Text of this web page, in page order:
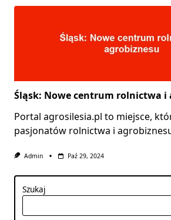
Śląsk: Nowe centrum rolnictwa i
Portal agrosilesia.pl to miejsce,
pasjonatów rolnictwa i
Admin Paź 29, 2024
Szukaj